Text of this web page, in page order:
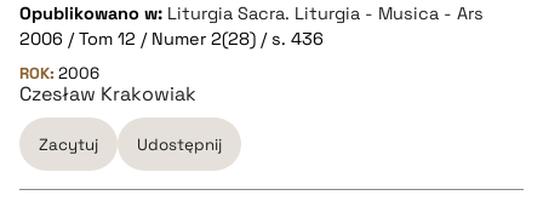
pobierz cytat
BIBTEX
pobierz cytat
Opublikowano w: Liturgia Sacra. Liturgia - Musica - Ars
2006 / Tom 12 / Numer 2(28) / s. 436
ROK: 2006
Czesław Krakowiak
Zacytuj Udostępnij